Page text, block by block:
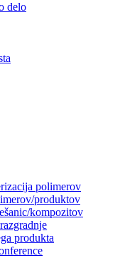
delo
polimerov
produktov
kompozitov
produkta